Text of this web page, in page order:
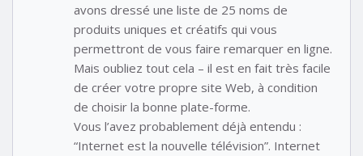
avons dressé une liste de 25 noms de
produits uniques et créatifs qui vous
permettront de vous faire remarquer en ligne.
Mais oubliez tout cela – il est en fait très facile
de créer votre propre site Web, à condition
de choisir la bonne plate-forme.
Vous l’avez probablement déjà entendu :
“Internet est la nouvelle télévision”. Internet